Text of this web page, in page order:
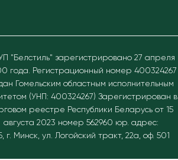
"Белстиль" зарегистрировано 27 апреля
года. Регистрационный номер 400324267
Гомельским областным исполнительным
(УНП: 400324267) Зарегистрирован в
реестре Республики Беларусь от 15
августа 2023 номер 562960 юр. адрес:
г. Минск, ул. Логойский тракт, 22а, оф. 501